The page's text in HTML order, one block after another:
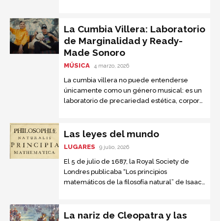
Primera Guerra Mundial y sólo aceptaba
reunirse con Hitler para que su país no
volviera a anexarse a Rusia.
La Cumbia Villera: Laboratorio
de Marginalidad y Ready-
Made Sonoro
MÚSICA 4 marzo, 2026
La cumbia villera no puede entenderse
únicamente como un género musical: es un
laboratorio de precariedad estética, corporal
Las leyes del mundo
LUGARES 9 julio, 2026
El 5 de julio de 1687, la Royal Society de
Londres publicaba “Los principios
matemáticos de la filosofía natural” de Isaac
científica más importante jamás escrita.
La nariz de Cleopatra y las